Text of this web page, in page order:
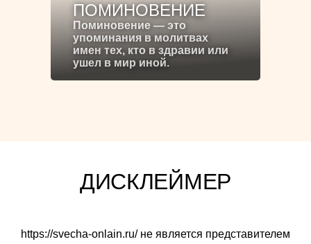
ПОМИНОВЕНИЕ
Поминовение — это
упоминания в молитвах
имен тех, кто в здравии или
ушел в мир иной.
ДИСКЛЕЙМЕР
https://svecha-onlain.ru/ не является представителем